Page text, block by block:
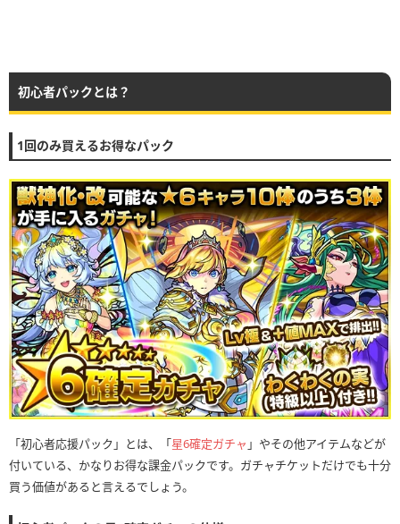
初心者パックとは？
1回のみ買えるお得なパック
「初心者応援パック」とは、「星6確定ガチャ 」やその他アイテムなどが
付いている、かなりお得な課金パックです。ガチャチケットだけでも十分
買う価値があると言えるでしょう。